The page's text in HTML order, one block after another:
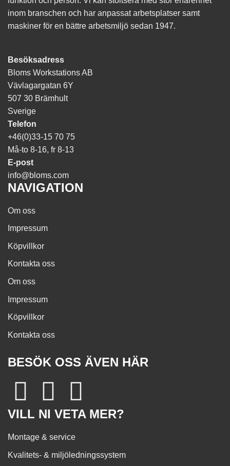
inom branschen och har anpassat arbetsplatser samt
maskiner för en bättre arbetsmiljö sedan 1947.
Besöksadress
Bloms Workstations AB
Vävlagargatan 6Y
507 30 Brämhult
Sverige
Telefon
+46(0)33-15 70 75
Må-to 8-16, fr 8-13
E-post
info@bloms.com
NAVIGATION
Om oss
Impressum
Köpvillkor
Kontakta oss
Om oss
Impressum
Köpvillkor
Kontakta oss
BESÖK OSS ÄVEN HÄR
VILL NI VETA MER?
Montage & service
Kvalitets- & miljöledningssystem